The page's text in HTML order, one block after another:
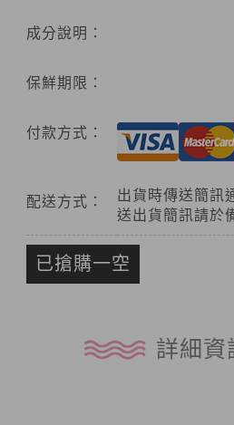
成分說明：
保鮮期限：
付款方式：
配送方式：
出貨時傳送簡訊
送出貨簡訊請於
已搶購一空
詳細資